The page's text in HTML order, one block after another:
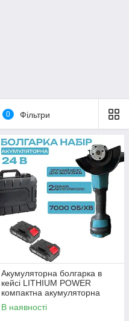
0 Фільтри
Акумуляторна болгарка в
кейсі LITHIUM POWER
компактна акумуляторна
болгарка, 2 акумулятори 24V
В наявності